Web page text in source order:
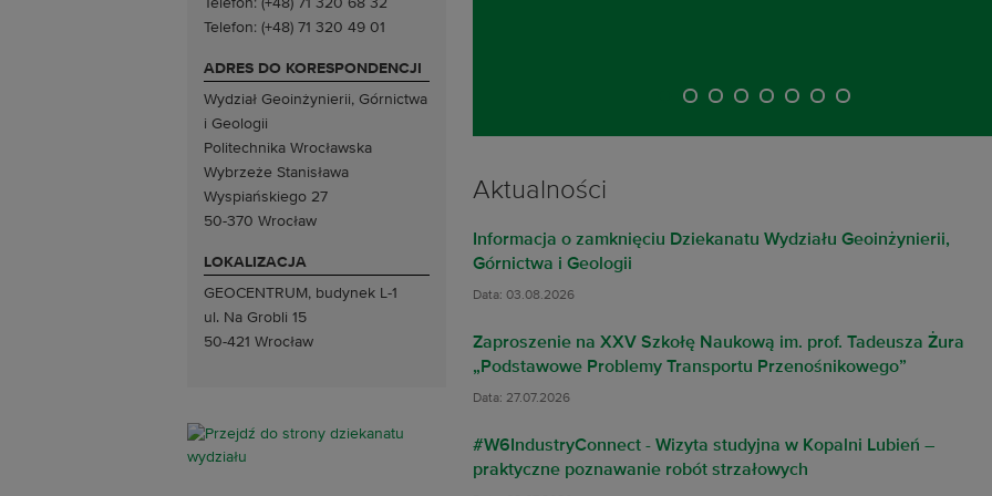
Telefon: (+48) 71 320 68 32
Telefon: (+48) 71 320 49 01
ADRES DO KORESPONDENCJI
Wydział Geoinżynierii, Górnictwa
i Geologii
Politechnika Wrocławska
Wybrzeże Stanisława
Wyspiańskiego 27
50-370 Wrocław
LOKALIZACJA
GEOCENTRUM, budynek L-1
ul. Na Grobli 15
50-421 Wrocław
Slajd numer 3
Slajd numer 4
Slajd numer 5
Slajd numer 6
Slajd numer 7
Slajd numer 8
Aktualności
Informacja o zamknięciu Dziekanatu Wydziału Geoinżynierii,
Górnictwa i Geologii
Data: 03.08.2026
Zaproszenie na XXV Szkołę Naukową im. prof. Tadeusza Żura
„Podstawowe Problemy Transportu Przenośnikowego”
Data: 27.07.2026
#W6IndustryConnect - Wizyta studyjna w Kopalni Lubień –
praktyczne poznawanie robót strzałowych